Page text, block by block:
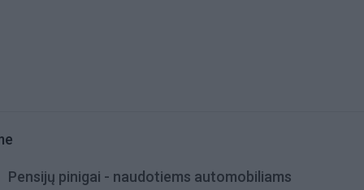
Pensijų pinigai - naudotiems automobiliams